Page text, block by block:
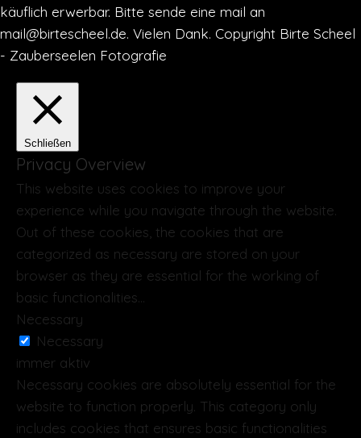
käuflich erwerbar. Bitte sende eine mail an
mail@birtescheel.de. Vielen Dank. Copyright Birte Scheel
- Zauberseelen Fotografie
Schließen
Privacy Overview
This website uses cookies to improve your
experience while you navigate through the website.
Out of these cookies, the cookies that are
categorized as necessary are stored on your
browser as they are essential for the working of
basic functionalities...
Necessary
Necessary
immer aktiv
Necessary cookies are absolutely essential for the
website to function properly. This category only
includes cookies that ensures basic functionalities